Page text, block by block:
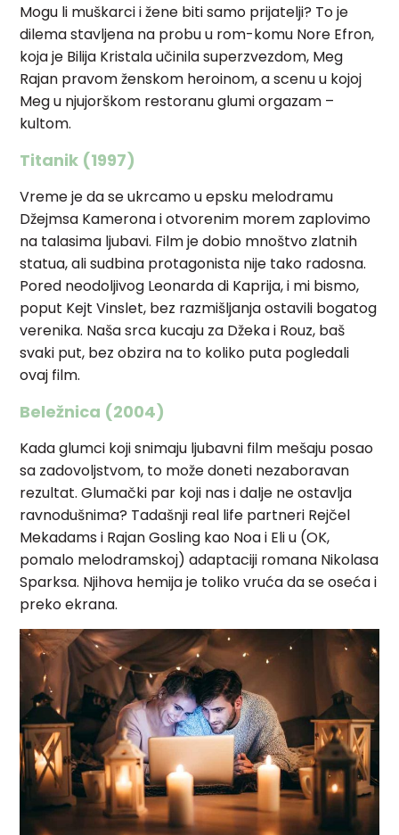
Mogu li muškarci i žene biti samo prijatelji? To je
dilema stavljena na probu u rom-komu Nore Efron,
koja je Bilija Kristala učinila superzvezdom, Meg
Rajan pravom ženskom heroinom, a scenu u kojoj
Meg u njujorškom restoranu glumi orgazam –
kultom.
Titanik (1997)
Vreme je da se ukrcamo u epsku melodramu
Džejmsa Kamerona i otvorenim morem zaplovimo
na talasima ljubavi. Film je dobio mnoštvo zlatnih
statua, ali sudbina protagonista nije tako radosna.
Pored neodoljivog Leonarda di Kaprija, i mi bismo,
poput Kejt Vinslet, bez razmišljanja ostavili bogatog
verenika. Naša srca kucaju za Džeka i Rouz, baš
svaki put, bez obzira na to koliko puta pogledali
ovaj film.
Beležnica (2004)
Kada glumci koji snimaju ljubavni film mešaju posao
sa zadovoljstvom, to može doneti nezaboravan
rezultat. Glumački par koji nas i dalje ne ostavlja
ravnodušnima? Tadašnji real life partneri Rejčel
Mekadams i Rajan Gosling kao Noa i Eli u (OK,
pomalo melodramskoj) adaptaciji romana Nikolasa
Sparksa. Njihova hemija je toliko vruća da se oseća i
preko ekrana.